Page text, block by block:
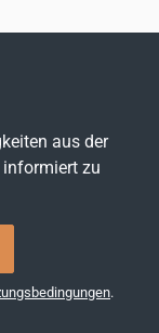
aus der
informiert zu
.